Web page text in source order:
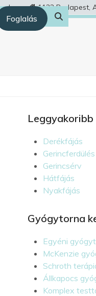
1122 Budapest,
Foglalás
Leggyakoribb
Derékfájás
Gerincferdülés
Gerincsérv
Hátfájás
Nyakfájás
Gyógytorna
Egyéni
McKenzie
Schroth
Állkapocs
Komplex